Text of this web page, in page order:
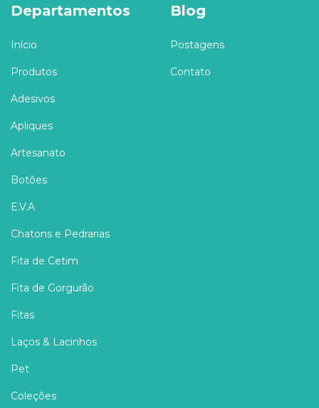
Departamentos
Início
Produtos
Adesivos
Apliques
Artesanato
Botões
E.V.A
Chatons e Pedrarias
Fita de Cetim
Fita de Gorgurão
Fitas
Laços & Lacinhos
Pet
Coleções
Blog
Postagens
Contato